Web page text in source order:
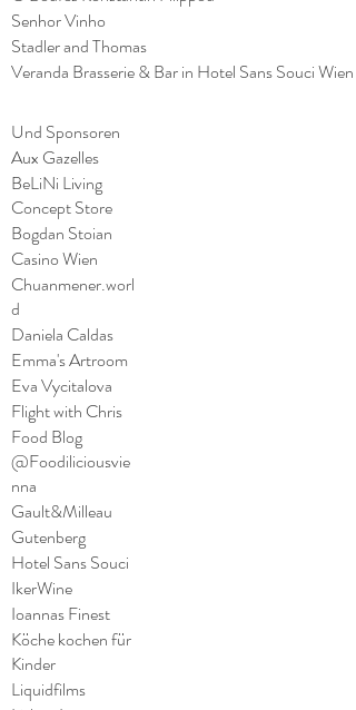
Senhor Vinho
Stadler and Thomas
Veranda Brasserie & Bar in Hotel Sans Souci Wien
Und Sponsoren
Aux Gazelles
BeLiNi Living
Concept Store
Bogdan Stoian
Casino Wien
Chuanmener.worl
d
Daniela Caldas
Emma's Artroom
Eva Vycitalova
Flight with Chris
Food Blog
@Foodiliciousvie
nna
Gault&Milleau
Gutenberg
Hotel Sans Souci
IkerWine
Ioannas Finest
Köche kochen für
Kinder
Liquidfilms